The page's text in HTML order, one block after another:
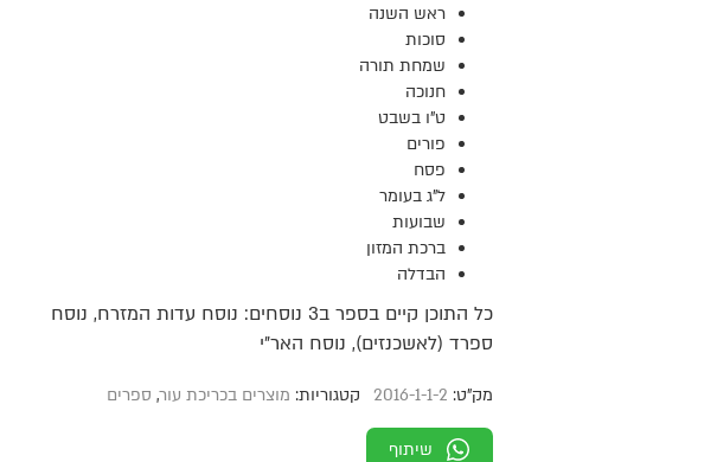
ראש השנה
סוכות
שמחת תורה
חנוכה
ט"ו בשבט
פורים
פסח
ל"ג בעומר
שבועות
ברכת המזון
הבדלה
כל התוכן קיים בספר ב3 נוסחים: נוסח עדות המזרח, נוסח
ספרד (לאשכנזים), נוסח האר"י
מק"ט: 2016-1-1-2 קטגוריות: מוצרים בכריכת עור, ספרים
שיתוף